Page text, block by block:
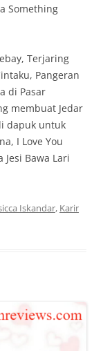
Something
Terjaring
Pangeran
di Pasar
membuat Jedar
dapuk untuk
I Love You
Bawa Lari
Iskandar, Karir